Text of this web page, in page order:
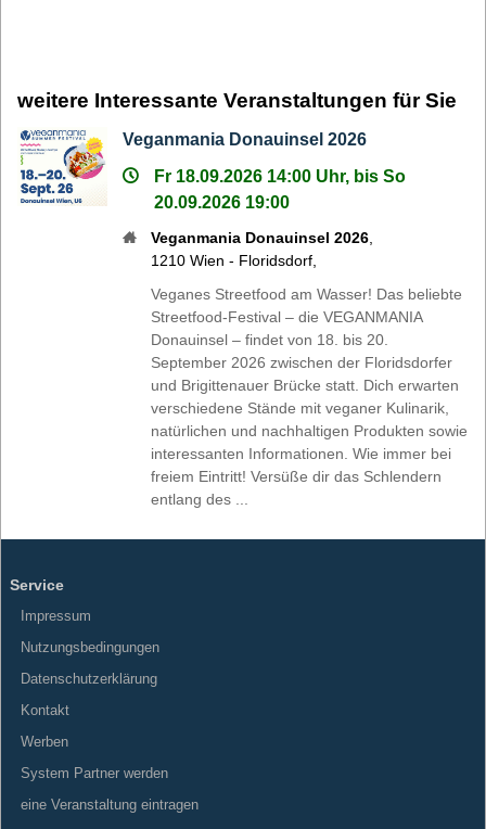
weitere Interessante Veranstaltungen für Sie
Veganmania Donauinsel 2026
Fr 18.09.2026 14:00 Uhr, bis So
20.09.2026 19:00
Veganmania Donauinsel 2026
1210 Wien - Floridsdorf
Veganes Streetfood am Wasser! Das beliebte
Streetfood-Festival – die VEGANMANIA
Donauinsel – findet von 18. bis 20.
September 2026 zwischen der Floridsdorfer
und Brigittenauer Brücke statt. Dich erwarten
verschiedene Stände mit veganer Kulinarik,
natürlichen und nachhaltigen Produkten sowie
interessanten Informationen. Wie immer bei
freiem Eintritt! Versüße dir das Schlendern
entlang des ...
Service
Impressum
Nutzungsbedingungen
Datenschutzerklärung
Kontakt
Werben
System Partner werden
eine Veranstaltung eintragen